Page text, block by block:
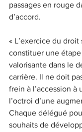
passages en rouge
d’accord.
« L’exercice du
constituer une
valorisante dans le
carrière. Il ne doit
frein à l’accession à
l’octroi d’une
Chaque délégué
souhaits de